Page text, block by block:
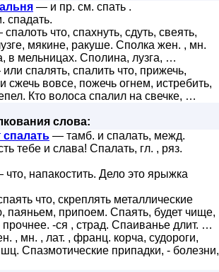
— и пр. см. спать .
спадать.
что, спахнуть, сдуть, свеять,
мякине, ракуше. Сполка жен. , мн.
в мельницах. Сполина, лузга, …
спалять, спалить что, прижечь,
сжечь вовсе, пожечь огнем, истребить,
Кто волоса спалил на свечке, …
слова:
спалать — тамб. и спалать, межд.
тебе и слава! Спалать, гл. , ряз.
напакостить. Дело это ярыжка
что, скреплять металлические
паяньем, припоем. Спаять, будет чище,
прочнее. -ся , страд. Спаиванье длит. …
, мн. , лат. , франц. корча, судороги,
Спазмотические припадки, - болезни,